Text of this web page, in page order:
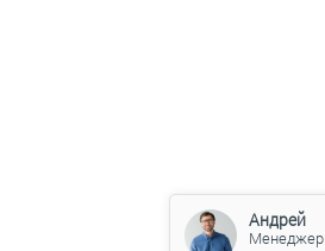
Андрей
Менеджер